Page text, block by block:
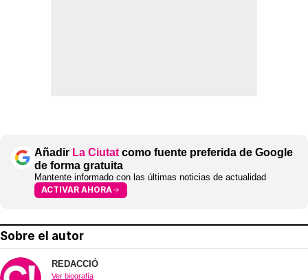
Añadir La Ciutat como fuente preferida de Google
de forma gratuita
Mantente informado con las últimas noticias de actualidad
ACTIVAR AHORA
Sobre el autor
REDACCIÓ
Ver biografía